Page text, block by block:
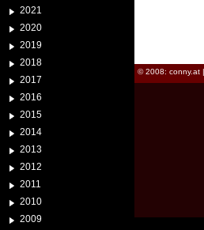
2021
2020
2019
2018
2017
2016
2015
2014
2013
2012
2011
2010
2009
© 2008: conny.at |